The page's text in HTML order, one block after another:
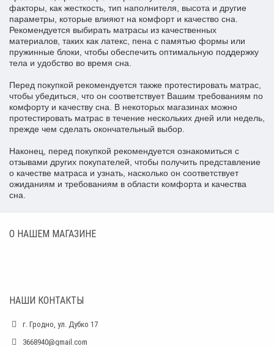
факторы, как жесткость, тип наполнителя, высота и другие
параметры, которые влияют на комфорт и качество сна.
Рекомендуется выбирать матрасы из качественных
материалов, таких как латекс, пена с памятью формы или
пружинные блоки, чтобы обеспечить оптимальную поддержку
тела и удобство во время сна.
Перед покупкой рекомендуется также протестировать матрас,
чтобы убедиться, что он соответствует Вашим требованиям по
комфорту и качеству сна. В некоторых магазинах можно
протестировать матрас в течение нескольких дней или недель,
прежде чем сделать окончательный выбор.
Наконец, перед покупкой рекомендуется ознакомиться с
отзывами других покупателей, чтобы получить представление
о качестве матраса и узнать, насколько он соответствует
ожиданиям и требованиям в области комфорта и качества
сна.
О НАШЕМ МАГАЗИНЕ
НАШИ КОНТАКТЫ
г. Гродно, ул. Дубко 17
3668940@gmail.com